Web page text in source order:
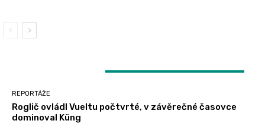
REPORTÁŽE
Roglič ovládl Vueltu počtvrté, v závěrečné časovce
dominoval Küng